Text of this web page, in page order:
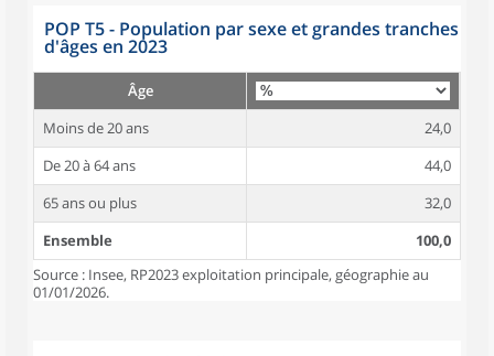
POP T5 - Population par sexe et grandes tranches
d'âges en 2023
Âge
Moins de 20 ans
24,0
De 20 à 64 ans
44,0
65 ans ou plus
32,0
Ensemble
100,0
Source : Insee, RP2023 exploitation principale, géographie au
01/01/2026.